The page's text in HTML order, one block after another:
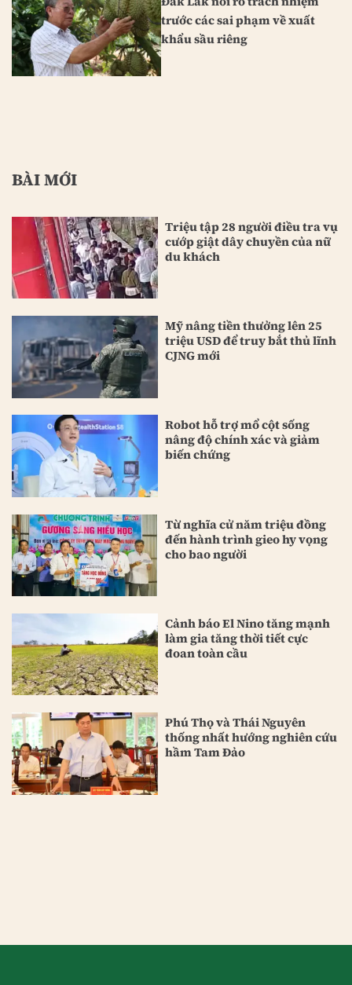
trước các sai phạm về xuất
khẩu sầu riêng
BÀI MỚI
Triệu tập 28 người điều tra vụ
cướp giật dây chuyền của nữ
du khách
Mỹ nâng tiền thưởng lên 25
triệu USD để truy bắt thủ lĩnh
CJNG mới
Robot hỗ trợ mổ cột sống
nâng độ chính xác và giảm
biến chứng
Từ nghĩa cử năm triệu đồng
đến hành trình gieo hy vọng
cho bao người
Cảnh báo El Nino tăng mạnh
làm gia tăng thời tiết cực
đoan toàn cầu
Phú Thọ và Thái Nguyên
thống nhất hướng nghiên cứu
hầm Tam Đảo